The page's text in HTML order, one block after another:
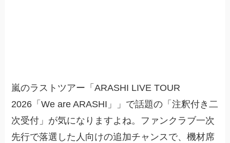
嵐のラストツアー「ARASHI LIVE TOUR
2026「We are ARASHI」」で話題の「注釈付き二
次受付」が気になりますよね。ファンクラブ一次
先行で落選した人向けの追加チャンスで、機材席